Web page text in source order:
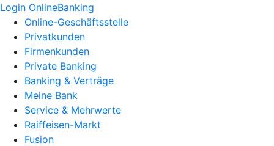
Login OnlineBanking
Online-Geschäftsstelle
Privatkunden
Firmenkunden
Private Banking
Banking & Verträge
Meine Bank
Service & Mehrwerte
Raiffeisen-Markt
Fusion